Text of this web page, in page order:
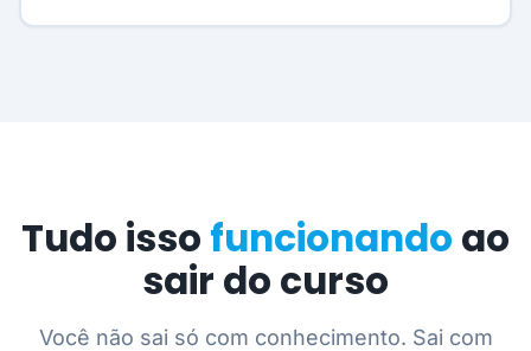
Tudo isso funcionando ao
sair do curso
Você não sai só com conhecimento. Sai com